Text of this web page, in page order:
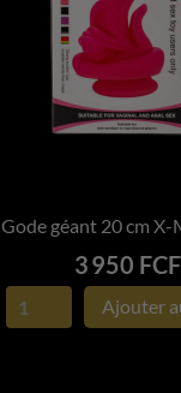
APERÇU
Gode géant 20 cm X-
Prix
3 950
Ajouter